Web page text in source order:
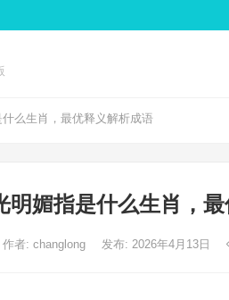
什么生肖，最优释义解析成语
明媚指是什么生肖，
作者: changlong 发布: 2026年4月13日